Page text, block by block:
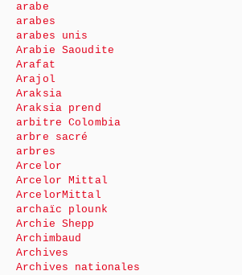
arabe
arabes
arabes unis
Arabie Saoudite
Arafat
Arajol
Araksia
Araksia prend
arbitre Colombia
arbre sacré
arbres
Arcelor
Arcelor Mittal
ArcelorMittal
archaïc plounk
Archie Shepp
Archimbaud
Archives
Archives nationales